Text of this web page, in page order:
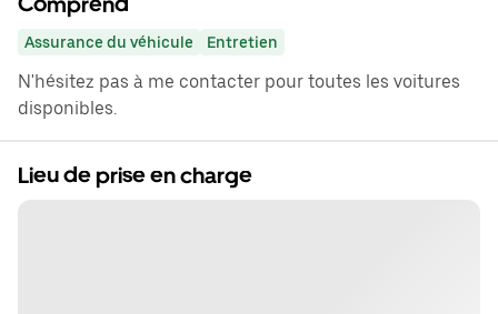
Assurance du véhicule Entretien
N'hésitez pas à me contacter pour toutes les voitures
disponibles.
Lieu de prise en charge